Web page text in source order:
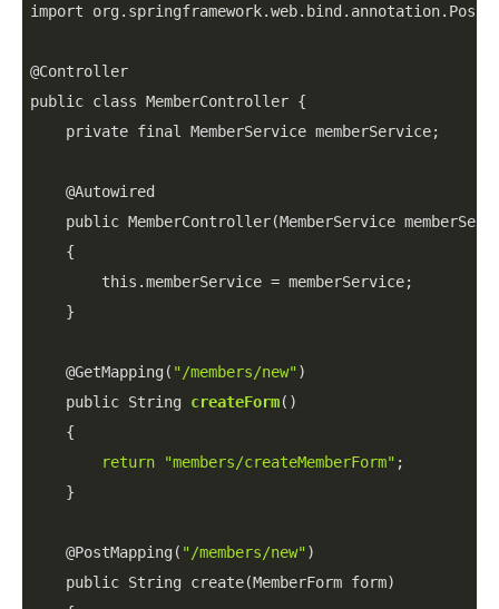
import
@Controller
public class MemberController {
    private final MemberService memberService;
    @Autowired
public MemberController(MemberService
    {
        this.memberService = memberService;
    }
    @GetMapping(
"/members/new")
    public String
createForm()
    {
return
"members/createMemberForm" ;
    }
    @PostMapping(
"/members/new")
    public String create(MemberForm form)